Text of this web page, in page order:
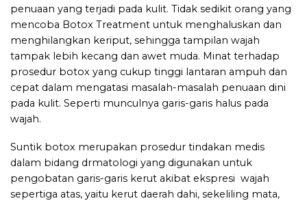
penuaan yang terjadi pada kulit. Tidak sedikit orang yang
mencoba Botox Treatment untuk menghaluskan dan
menghilangkan keriput, sehingga tampilan wajah
tampak lebih kecang dan awet muda. Minat terhadap
prosedur botox yang cukup tinggi lantaran ampuh dan
cepat dalam mengatasi masalah-masalah penuaan dini
pada kulit. Seperti munculnya garis-garis halus pada
wajah.
Suntik botox merupakan prosedur tindakan medis
dalam bidang drmatologi yang digunakan untuk
pengobatan garis-garis kerut akibat ekspresi wajah
sepertiga atas, yaitu kerut daerah dahi, sekeliling mata,